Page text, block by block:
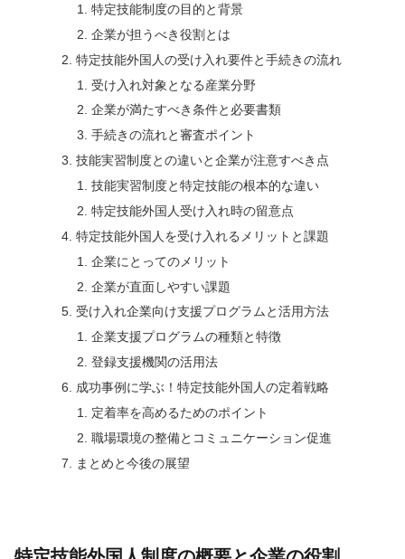
特定技能制度の目的と背景
企業が担うべき役割とは
特定技能外国人の受け入れ要件と手続きの流れ
受け入れ対象となる産業分野
企業が満たすべき条件と必要書類
手続きの流れと審査ポイント
技能実習制度との違いと企業が注意すべき点
技能実習制度と特定技能の根本的な違い
特定技能外国人受け入れ時の留意点
特定技能外国人を受け入れるメリットと課題
企業にとってのメリット
企業が直面しやすい課題
受け入れ企業向け支援プログラムと活用方法
企業支援プログラムの種類と特徴
登録支援機関の活用法
成功事例に学ぶ！特定技能外国人の定着戦略
定着率を高めるためのポイント
職場環境の整備とコミュニケーション促進
まとめと今後の展望